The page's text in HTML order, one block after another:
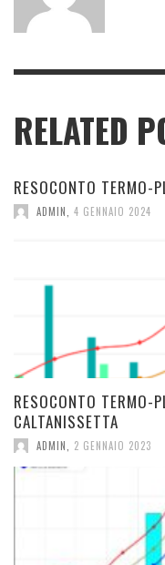
RELATED
RESOCONTO TERMO-
ADMIN 4 GENNAIO 2024
RESOCONTO TERMO-
CALTANISSETTA
ADMIN 2 GENNAIO 2023